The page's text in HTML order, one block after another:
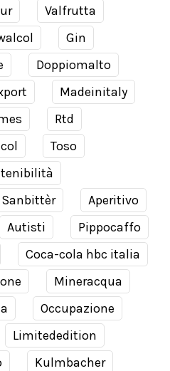
Valfrutta
Gin
Doppiomalto
Madeinitaly
Rtd
Toso
Sanbittèr
Aperitivo
Autisti
Pippocaffo
Coca-cola hbc italia
Mineracqua
Occupazione
Limitededition
Kulmbacher